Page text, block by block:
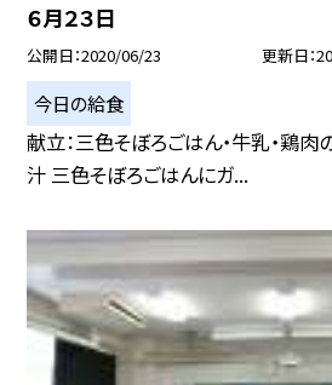
６月２３日
公開日 2020/06/23 更新日
今日の給食
献立：三色そぼろごはん・牛乳・鶏肉
汁 三色そぼろごはんにガ...